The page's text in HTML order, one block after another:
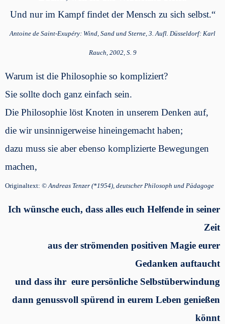
Und nur im Kampf findet der Mensch zu sich selbst.“
Antoine de Saint-Exupéry: Wind, Sand und Sterne, 3. Aufl. Düsseldorf: Karl
Rauch, 2002, S. 9
Warum ist die Philosophie so kompliziert?
Sie sollte doch ganz einfach sein.
Die Philosophie löst Knoten in unserem Denken auf,
die wir unsinnigerweise hineingemacht haben;
dazu muss sie aber ebenso komplizierte Bewegungen
machen,
Originaltext: © Andreas Tenzer (*1954), deutscher Philosoph und Pädagoge
Ich wünsche euch, dass alles euch Helfende in seiner
Zeit
aus der strömenden positiven Magie eurer
Gedanken auftaucht
und dass ihr eure persönliche Selbstüberwindung
dann genussvoll spürend in eurem Leben genießen
könnt